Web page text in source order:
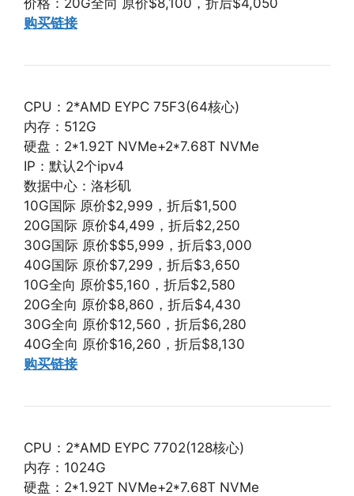
购买链接
CPU：2*AMD EYPC 75F3(64核心)
内存：512G
硬盘：2*1.92T NVMe+2*7.68T NVMe
IP：默认2个ipv4
数据中心：洛杉矶
10G国际 原价$2,999，折后$1,500
20G国际 原价$4,499，折后$2,250
30G国际 原价$$5,999，折后$3,000
40G国际 原价$7,299，折后$3,650
10G全向 原价$5,160，折后$2,580
20G全向 原价$8,860，折后$4,430
30G全向 原价$12,560，折后$6,280
40G全向 原价$16,260，折后$8,130
购买链接
CPU：2*AMD EYPC 7702(128核心)
内存：1024G
硬盘：2*1.92T NVMe+2*7.68T NVMe